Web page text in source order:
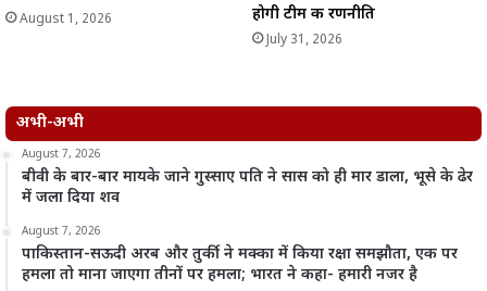
August 1, 2026
होगी टीम की रणनीति
July 31, 2026
अभी-अभी
August 7, 2026
बीवी के बार-बार मायके जाने गुस्साए पति ने सास को ही मार डाला, भूसे के ढेर
में जला दिया शव
August 7, 2026
पाकिस्तान-सऊदी अरब और तुर्की ने मक्का में किया रक्षा समझौता, एक पर
हमला तो माना जाएगा तीनों पर हमला; भारत ने कहा- हमारी नजर है